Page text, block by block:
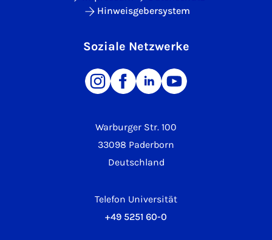
Warburger Str. 100
33098 Paderborn
Deutschland
Telefon Universität
+49 5251 60-0
Hinweisgebersystem
Soziale Netzwerke